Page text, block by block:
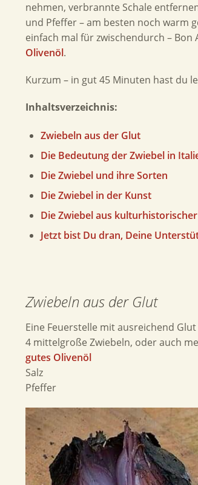
nehmen, verbrannte Schale
und Pfeffer – am besten noch warm
einfach mal für zwischendurch –
Olivenöl.
Kurzum – in gut45 Minuten hast du
Inhaltsverzeichnis:
Zwiebeln aus der Glut
Die Bedeutung der Zwiebel in
Die Zwiebel und ihre Sorten
Die Zwiebel in der Kunst
Die Zwiebel aus
Jetzt bist Du dran, Deine
Zwiebeln aus der Glut
Eine Feuerstelle mit ausreichend Glut
4 mittelgroße Zwiebeln, oder auch
gutes Olivenöl
Salz
Pfeffer